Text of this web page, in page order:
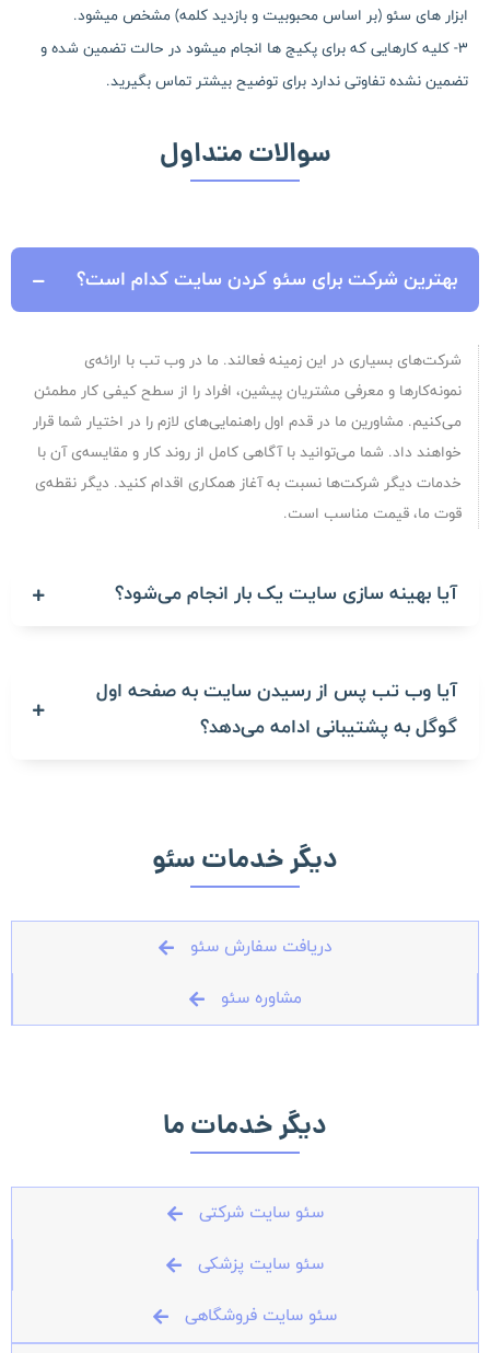
ابزار های سئو (بر اساس محبوبیت و بازدید کلمه) مشخص میشود.
3- کلیه کارهایی که برای پکیج ها انجام میشود در حالت تضمین شده و
تضمین نشده تفاوتی ندارد برای توضیح بیشتر تماس بگیرید.
سوالات متداول
بهترین شرکت برای سئو کردن سایت کدام است؟
شرکت‌های بسیاری در این زمینه فعالند. ما در وب تب با ارائه‌ی
نمونه‌کارها و معرفی مشتریان پیشین، افراد را از سطح کیفی کار مطمئن
می‌کنیم. مشاورین ما در قدم اول راهنمایی‌های لازم را در اختیار شما قرار
خواهند داد. شما می‌توانید با آگاهی کامل از روند کار و مقایسه‌ی آن با
خدمات دیگر شرکت‌ها نسبت به آغاز همکاری اقدام کنید. دیگر نقطه‌ی
قوت ما، قیمت مناسب است.
آیا بهینه سازی سایت یک بار انجام می‌شود؟
آیا وب تب پس از رسیدن سایت به صفحه اول
گوگل به پشتیبانی ادامه می‌دهد؟
دیگر خدمات سئو
دریافت سفارش سئو
مشاوره سئو
دیگر خدمات ما
سئو سایت شرکتی
سئو سایت پزشکی
سئو سایت فروشگاهی